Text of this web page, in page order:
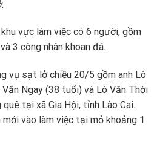
vực làm việc có 6 người, gồm
3 công nhân khoan đá.
vụ sạt lở chiều 20/5 gồm anh Lò
Ngay (38 tuổi) và Lò Văn Thời
tại xã Gia Hội, tỉnh Lào Cai.
mới vào làm việc tại mỏ khoảng 1